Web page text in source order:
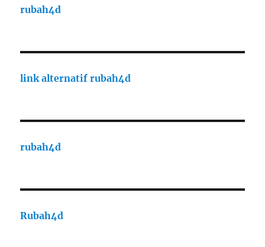
rubah4d
link alternatif rubah4d
rubah4d
Rubah4d